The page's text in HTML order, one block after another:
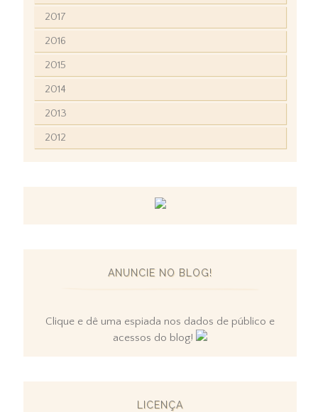
2017
2016
2015
2014
2013
2012
ANUNCIE NO BLOG!
Clique e dê uma espiada nos dados de público e
acessos do blog!
LICENÇA